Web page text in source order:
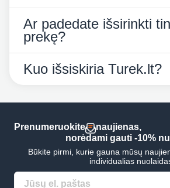
Ar padedate išsirinkti
prekę?
Kuo išsiskiria Turek.lt?
Prenumeruokite
naujienas,
norėdami gauti -10%
Būkite pirmi, kurie gauna mūsų
individualias